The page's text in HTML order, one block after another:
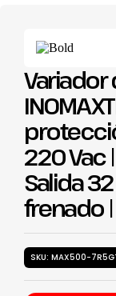
Variador
220 Vac
Salida
frenado |
SKU: MAX500-